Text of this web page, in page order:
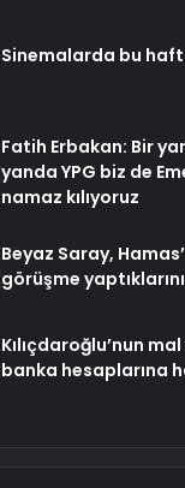
Sinemalarda bu
Fatih Erbakan: Bir
yanda YPG biz de
namaz kılıyoruz
Beyaz Saray,
görüşme
Kılıçdaroğlu’nun
banka hesaplarına